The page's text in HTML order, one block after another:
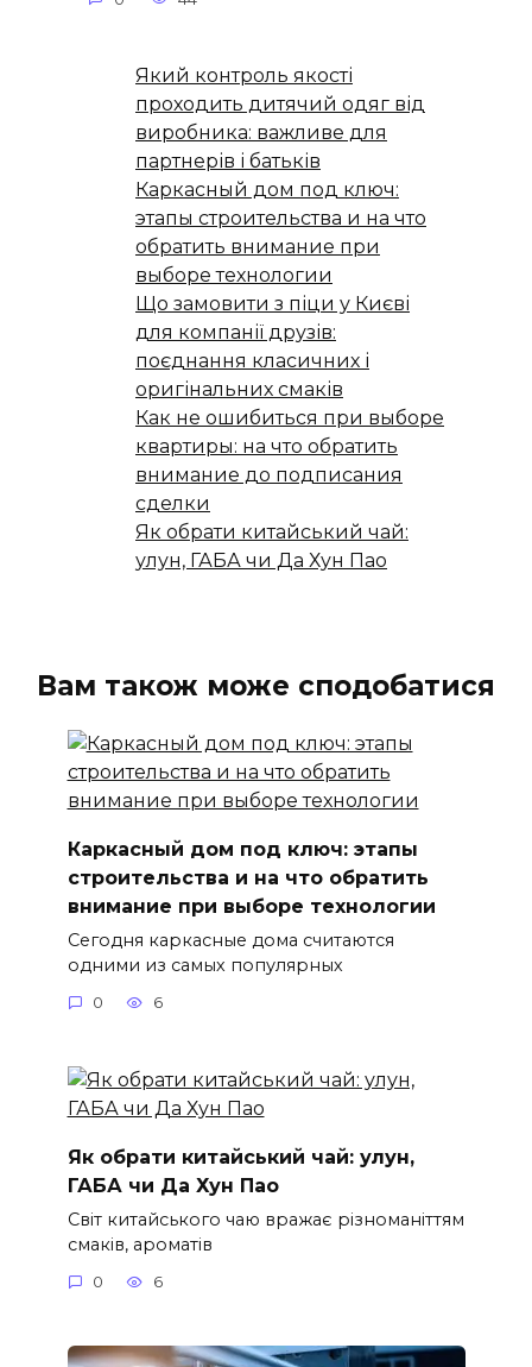
Який контроль якості
проходить дитячий одяг від
виробника: важливе для
партнерів і батьків
Каркасный дом под ключ:
этапы строительства и на что
обратить внимание при
выборе технологии
Що замовити з піци у Києві
для компанії друзів:
поєднання класичних і
оригінальних смаків
Как не ошибиться при выборе
квартиры: на что обратить
внимание до подписания
сделки
Як обрати китайський чай:
улун, ГАБА чи Да Хун Пао
Вам також може сподобатися
Каркасный дом под ключ: этапы
строительства и на что обратить
внимание при выборе технологии
Сегодня каркасные дома считаются
одними из самых популярных
0 6
Як обрати китайський чай: улун,
ГАБА чи Да Хун Пао
Світ китайського чаю вражає різноманіттям
смаків, ароматів
0 6